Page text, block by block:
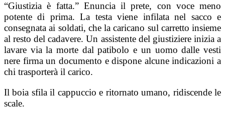
“Giustizia è fatta.” Enuncia il prete, con voce meno
potente di prima. La testa viene infilata nel sacco e
consegnata ai soldati, che la caricano sul carretto insieme
al resto del cadavere. Un assistente del giustiziere inizia a
lavare via la morte dal patibolo e un uomo dalle vesti
nere firma un documento e dispone alcune indicazioni a
chi trasporterà il carico.
Il boia sfila il cappuccio e ritornato umano, ridiscende le
scale.